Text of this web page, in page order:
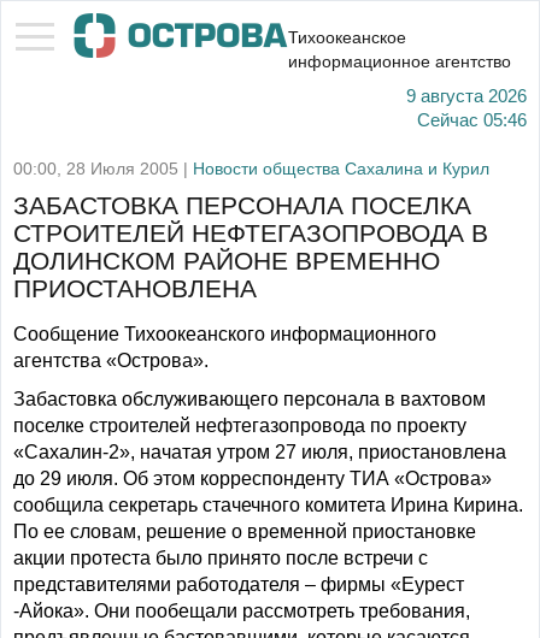
Тихоокеанское
информационное агентство
9 августа 2026
Сейчас 05:46
00:00, 28 Июля 2005 | Новости общества Сахалина и Курил
ЗАБАСТОВКА ПЕРСОНАЛА ПОСЕЛКА
СТРОИТЕЛЕЙ НЕФТЕГАЗОПРОВОДА В
ДОЛИНСКОМ РАЙОНЕ ВРЕМЕННО
ПРИОСТАНОВЛЕНА
Сообщение Тихоокеанского информационного
агентства «Острова».
Забастовка обслуживающего персонала в вахтовом
поселке строителей нефтегазопровода по проекту
«Сахалин-2», начатая утром 27 июля, приостановлена
до 29 июля. Об этом корреспонденту ТИА «Острова»
сообщила секретарь стачечного комитета Ирина Кирина.
По ее словам, решение о временной приостановке
акции протеста было принято после встречи с
представителями работодателя – фирмы «Еурест
-Айока». Они пообещали рассмотреть требования,